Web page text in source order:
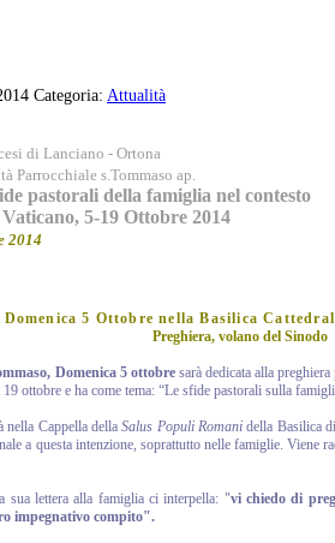
Categoria: Attualità
di Lanciano - Ortona
Parrocchiale s.Tommaso ap.
pastorali della famiglia nel contesto
Vaticano, 5-19 Ottobre 2014
2014
Domenica 5 Ottobre nella Basilica
Preghiera, volano del Sinodo
Domenica 5 ottobresarà dedicata alla
ottobre e ha come tema: “Le sfide pastorali sulla
nella Cappella dellaSalus Populi Romanidella Basilica
a questa intenzione, soprattutto nelle famiglie. Viene
sua lettera alla famiglia ci interpella: "vi chiedo di
impegnativo compito".